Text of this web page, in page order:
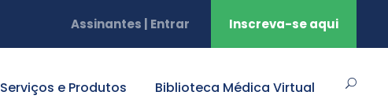
Assinantes | Entrar Inscreva-se aqui
Serviços e Produtos Biblioteca Médica Virtual